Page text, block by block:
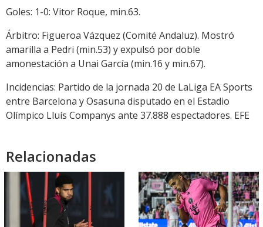
Goles: 1-0: Vitor Roque, min.63.
Árbitro: Figueroa Vázquez (Comité Andaluz). Mostró
amarilla a Pedri (min.53) y expulsó por doble
amonestación a Unai García (min.16 y min.67).
Incidencias: Partido de la jornada 20 de LaLiga EA Sports
entre Barcelona y Osasuna disputado en el Estadio
Olímpico Lluís Companys ante 37.888 espectadores. EFE
Relacionadas